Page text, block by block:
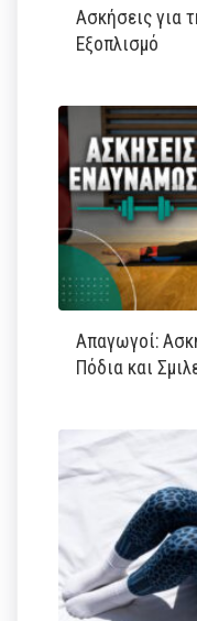
Ασκήσεις για
Εξοπλισμό
Απαγωγοί:
Πόδια και